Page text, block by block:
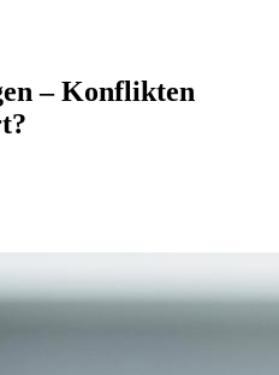
– Konflikten